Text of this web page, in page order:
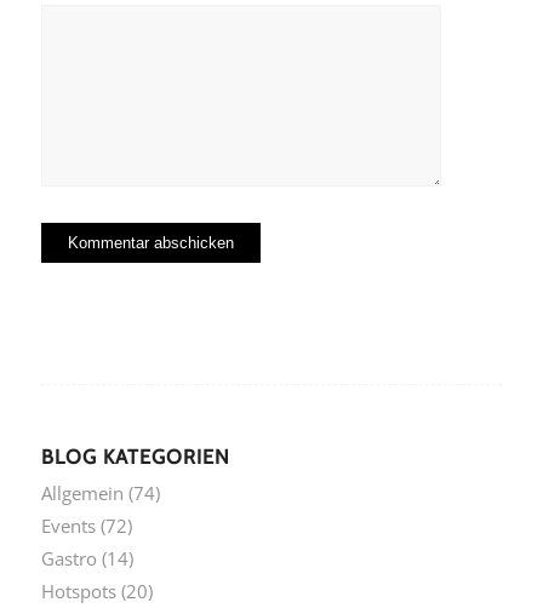
BLOG KATEGORIEN
Allgemein (74)
Events(72)
Gastro (14)
Hotspots(20)